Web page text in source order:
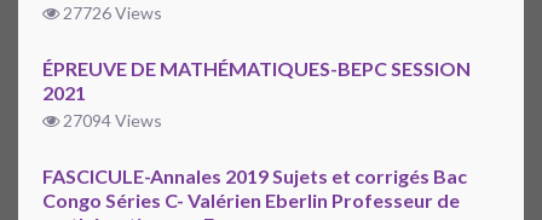
27726 Views
ÉPREUVE DE MATHÉMATIQUES-BEPC SESSION
2021
27094 Views
FASCICULE-Annales 2019 Sujets et corrigés Bac
Congo Séries C- Valérien Eberlin Professeur de